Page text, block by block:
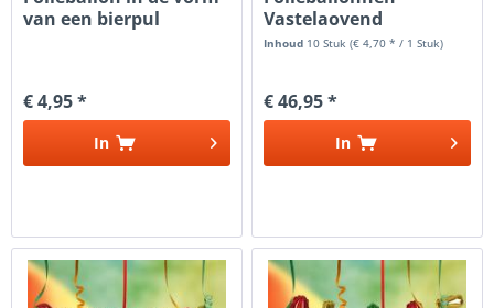
van een bierpul
€ 4,95 *
In
Vastelaovend
Inhoud 10 Stuk(€ 4,70 * / 1 Stuk)
€ 46,95 *
In